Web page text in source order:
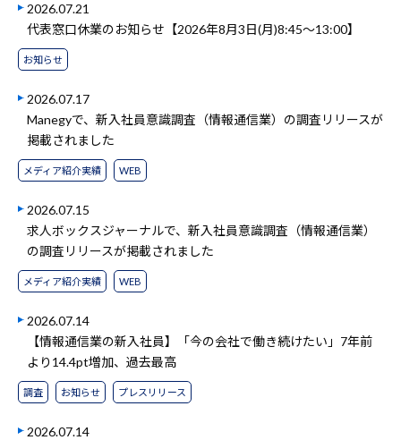
2026.07.21
代表窓口休業のお知らせ【2026年8月3日(月)8:45～13:00】
お知らせ
2026.07.17
Manegyで、新入社員意識調査（情報通信業）の調査リリースが
掲載されました
メディア紹介実績 WEB
2026.07.15
求人ボックスジャーナルで、新入社員意識調査（情報通信業）
の調査リリースが掲載されました
メディア紹介実績 WEB
2026.07.14
【情報通信業の新入社員】「今の会社で働き続けたい」7年前
より14.4pt増加、過去最高
調査 お知らせ プレスリリース
2026.07.14